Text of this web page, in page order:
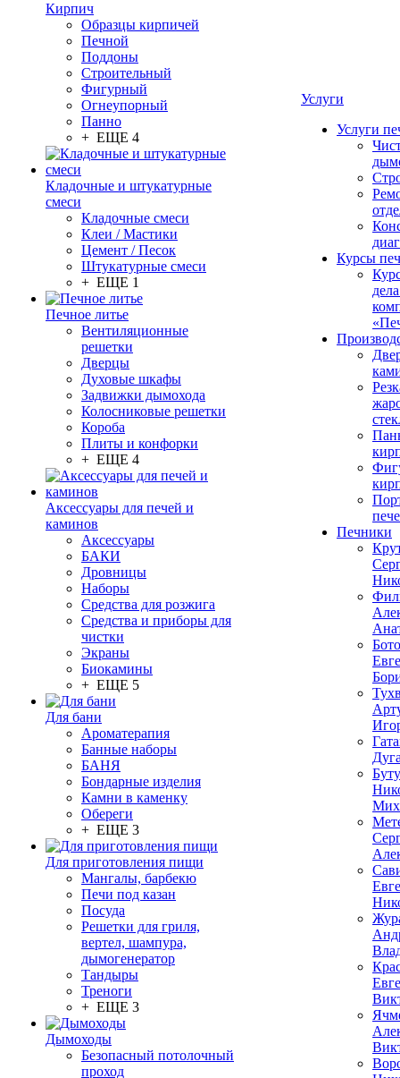
Кирпич
Образцы кирпичей
Печной
Поддоны
Строительный
Фигурный
Огнеупорный
Панно
+ ЕЩЕ 4
Кладочные и штукатурные
смеси
Кладочные смеси
Клеи / Мастики
Цемент / Песок
Штукатурные смеси
+ ЕЩЕ 1
Печное литье
Вентиляционные
решетки
Дверцы
Духовые шкафы
Задвижки дымохода
Колосниковые решетки
Короба
Плиты и конфорки
+ ЕЩЕ 4
Аксессуары для печей и
каминов
Аксессуары
БАКИ
Дровницы
Наборы
Средства для розжига
Средства и приборы для
чистки
Экраны
Биокамины
+ ЕЩЕ 5
Для бани
Ароматерапия
Банные наборы
БАНЯ
Бондарные изделия
Камни в каменку
Обереги
+ ЕЩЕ 3
Для приготовления пищи
Мангалы, барбекю
Печи под казан
Посуда
Решетки для гриля,
вертел, шампура,
дымогенератор
Тандыры
Треноги
+ ЕЩЕ 3
Дымоходы
Безопасный потолочный
проход
Услуги
Услуги
Курсы
Печники